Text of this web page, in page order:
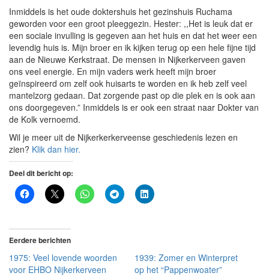
Inmiddels is het oude doktershuis het gezinshuis Ruchama
geworden voor een groot pleeggezin. Hester: ,,Het is leuk dat er
een sociale invulling is gegeven aan het huis en dat het weer een
levendig huis is. Mijn broer en ik kijken terug op een hele fijne tijd
aan de Nieuwe Kerkstraat. De mensen in Nijkerkerveen gaven
ons veel energie. En mijn vaders werk heeft mijn broer
geïnspireerd om zelf ook huisarts te worden en ik heb zelf veel
mantelzorg gedaan. Dat zorgende past op die plek en is ook aan
ons doorgegeven.” Inmiddels is er ook een straat naar Dokter van
de Kolk vernoemd.
Wil je meer uit de Nijkerkerkerveense geschiedenis lezen en
zien? Klik dan hier.
Deel dit bericht op:
Eerdere berichten
1975: Veel lovende woorden
voor EHBO Nijkerkerveen
1939: Zomer en Winterpret
op het “Pappenwoater”